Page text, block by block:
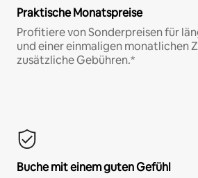
Praktische Monatspreise
Profitiere von Sonderpreisen für
und einer einmaligen monatlichen
zusätzliche Gebühren.*
Buche mit einem guten Gefühl